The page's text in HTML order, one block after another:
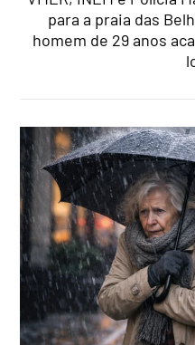
para a praia das
homem de 29 anos